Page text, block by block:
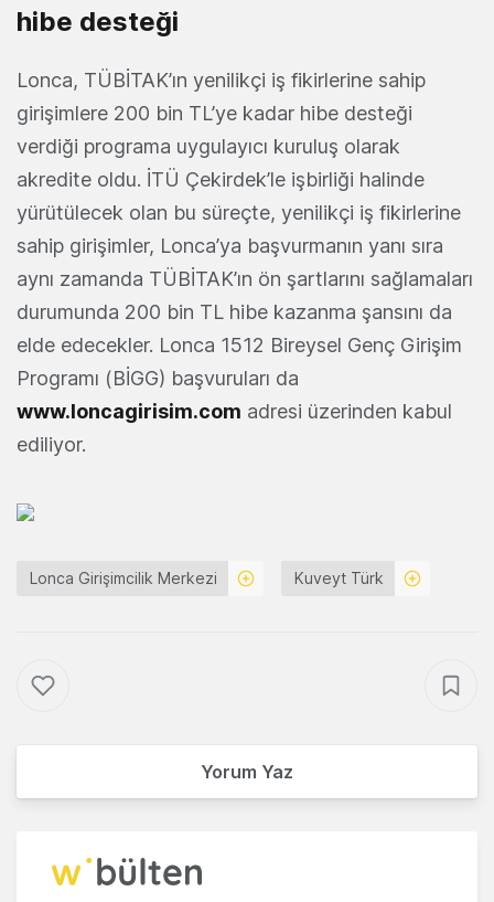
hibe desteği
Lonca, TÜBİTAK’ın yenilikçi iş fikirlerine sahip
girişimlere 200 bin TL’ye kadar hibe desteği
verdiği programa uygulayıcı kuruluş olarak
akredite oldu. İTÜ Çekirdek’le işbirliği halinde
yürütülecek olan bu süreçte, yenilikçi iş fikirlerine
sahip girişimler, Lonca’ya başvurmanın yanı sıra
aynı zamanda TÜBİTAK’ın ön şartlarını sağlamaları
durumunda 200 bin TL hibe kazanma şansını da
elde edecekler. Lonca 1512 Bireysel Genç Girişim
Programı (BİGG) başvuruları da
www.loncagirisim.com adresi üzerinden kabul
ediliyor.
Lonca Girişimcilik Merkezi Kuveyt Türk
Yorum Yaz